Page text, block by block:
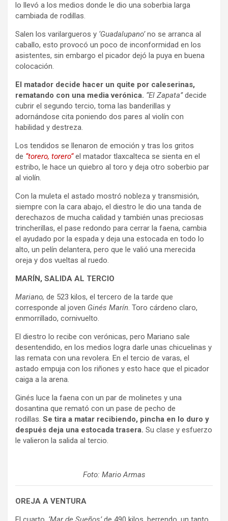
lo llevó a los medios donde le dio una soberbia larga
cambiada de rodillas.
Salen los varilargueros y ‘Guadalupano’no se arranca al
caballo, esto provocó un poco de inconformidad en los
asistentes, sin embargo el picador dejó la puya en buena
colocación.
El matador decide hacer un quite por caleserinas,
rematando con una media verónica. “El Zapata’’decide
cubrir el segundo tercio, toma las banderillas y
adornándose cita poniendo dos pares al violín con
habilidad y destreza.
Los tendidos se llenaron de emoción y tras los gritos
de “torero, torero“el matador tlaxcalteca se sienta en el
estribo, le hace un quiebro al toro y deja otro soberbio par
al violín.
Con la muleta el astado mostró nobleza y transmisión,
siempre con la cara abajo, el diestro le dio una tanda de
derechazos de mucha calidad y también unas preciosas
trincherillas, el pase redondo para cerrar la faena, cambia
el ayudado por la espada y deja una estocada en todo lo
alto, un pelín delantera, pero que le valió una merecida
oreja y dos vueltas al ruedo.
MARÍN, SALIDA AL TERCIO
Mariano, de 523 kilos, el tercero de la tarde que
corresponde al joven Ginés Marín. Toro cárdeno claro,
enmorrillado, cornivuelto.
El diestro lo recibe con verónicas, pero Mariano sale
desentendido, en los medios logra darle unas chicuelinas y
las remata con una revolera. En el tercio de varas, el
astado empuja con los riñones y esto hace que el picador
caiga a la arena.
Ginés luce la faena con un par de molinetes y una
dosantina que remató con un pase de pecho de
rodillas. Se tira a matar recibiendo, pincha en lo duro y
después deja una estocada trasera. Su clase y esfuerzo
le valieron la salida al tercio.
Foto: Mario Armas
OREJA A VENTURA